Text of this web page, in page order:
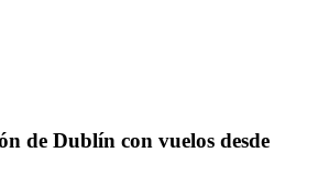
de Dublín con vuelos desde